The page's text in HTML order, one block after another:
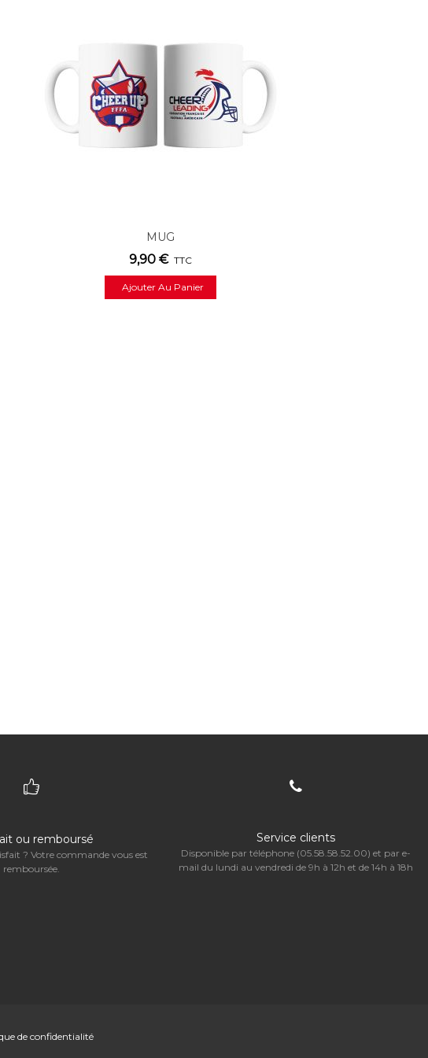
MUG
9,90 € TTC
Ajouter Au Panier
ou remboursé
? Votre commande vous est
remboursée.
Service clients
Disponible par téléphone (05.58.58.52.00) et par e-
mail du lundi au vendredi de 9h à 12h et de 14h à 18h
de confidentialité